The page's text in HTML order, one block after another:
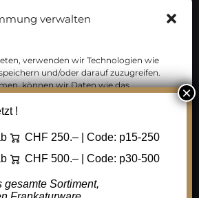
verwalten
verwenden wir Technologien wie
und/oder darauf zuzugreifen.
können wir Daten wie das
Website verarbeiten. Wenn Sie Ihre
können bestimmte Merkmale
Cookie Einstellungen
Österreich
Schweiz
!
CHF 250.– | Code: p15-250
CHF 500.– | Code: p30-500
gesamte Sortiment,